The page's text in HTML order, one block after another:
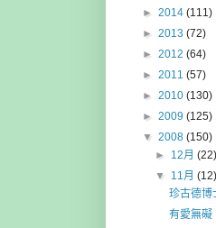
► 2014 (111)
► 2013 (72)
► 2012 (64)
► 2011 (57)
► 2010 (130)
► 2009 (125)
▼ 2008 (150)
► 12月(22)
▼ 11月(12)
珍古德博
有愛無礙